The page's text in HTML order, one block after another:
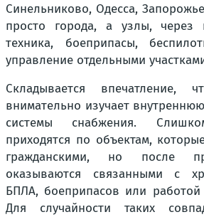
Синельниково, Одесса,
просто города, а узлы, через
техника, боеприпасы,
управление отдельными
Складывается впечатление,
внимательно изучает
системы снабжения.
приходятся по объектам,
гражданскими, но после
оказываются связанными с
БПЛА, боеприпасов или работой
Для случайности таких